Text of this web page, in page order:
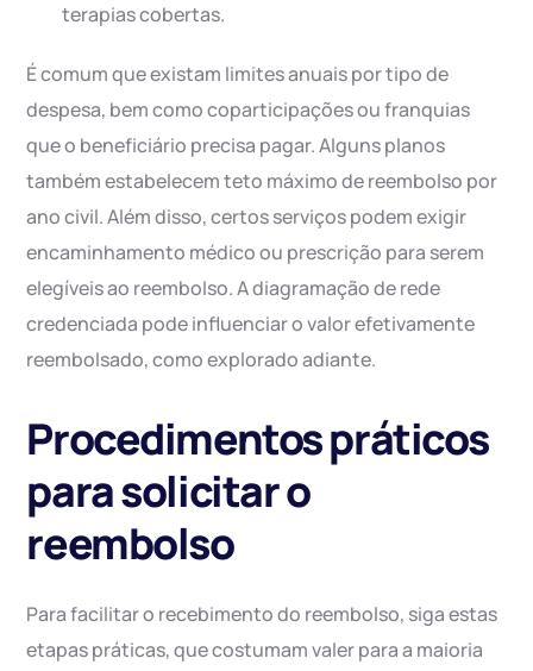
terapias cobertas.
É comum que existam limites anuais por tipo de
despesa, bem como coparticipações ou franquias
que o beneficiário precisa pagar. Alguns planos
também estabelecem teto máximo de reembolso por
ano civil. Além disso, certos serviços podem exigir
encaminhamento médico ou prescrição para serem
elegíveis ao reembolso. A diagramação de rede
credenciada pode influenciar o valor efetivamente
reembolsado, como explorado adiante.
Procedimentos práticos
para solicitar o
reembolso
Para facilitar o recebimento do reembolso, siga estas
etapas práticas, que costumam valer para a maioria